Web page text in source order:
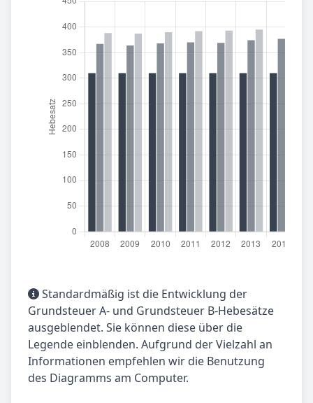
Standardmäßig ist die Entwicklung der
Grundsteuer A- und Grundsteuer B-Hebesätze
ausgeblendet. Sie können diese über die
Legende einblenden. Aufgrund der Vielzahl an
Informationen empfehlen wir die Benutzung
des Diagramms am Computer.